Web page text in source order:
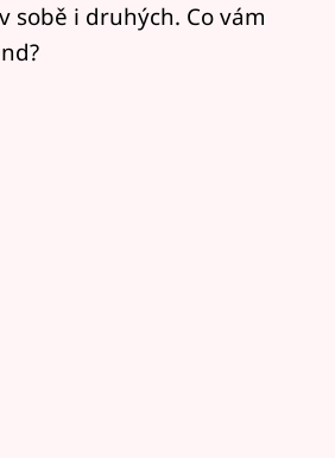
sobě i druhých. Co vám